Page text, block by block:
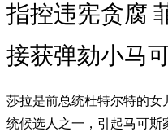
指控违宪贪腐
接获弹劾小马
莎拉是前总统杜特尔特的女
统候选人之一，引起马可